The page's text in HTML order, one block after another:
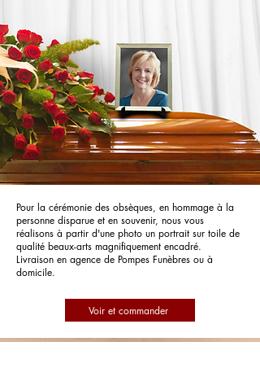
Pour la cérémonie des obsèques, en hommage à la
personne disparue et en souvenir, nous vous
réalisons à partir d'une photo un portrait sur toile de
qualité beaux-arts magnifiquement encadré.
Livraison en agence de Pompes Funèbres ou à
domicile.
Voir et commander